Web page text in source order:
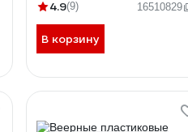
зубца 39586
4.9(9) 16510829
В корзину